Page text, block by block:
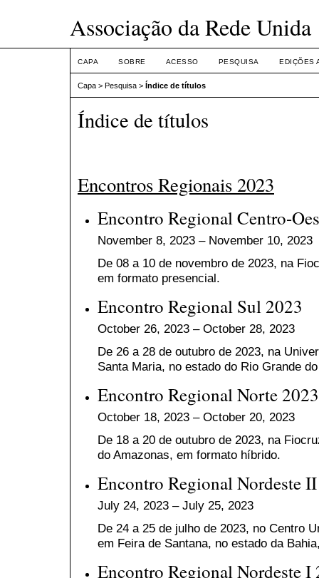
Associação da Rede Unida
CAPA SOBRE ACESSO PESQUISA EDIÇÕES
Capa > Pesquisa > Índice de títulos
Índice de títulos
Encontros Regionais 2023
Encontro Regional Centro-
November 8, 2023 – November 10, 2023
De 08 a 10 de novembro de 2023, na
em formato presencial.
Encontro Regional Sul 2023
October 26, 2023 – October 28, 2023
De 26 a 28 de outubro de 2023, na
Santa Maria, no estado do Rio Grande
Encontro Regional Norte 2023
October 18, 2023 – October 20, 2023
De 18 a 20 de outubro de 2023, na
do Amazonas, em formato híbrido.
Encontro Regional Nordeste
July 24, 2023 – July 25, 2023
De 24 a 25 de julho de 2023, no Centro
em Feira de Santana, no estado da
Encontro Regional Nordeste I